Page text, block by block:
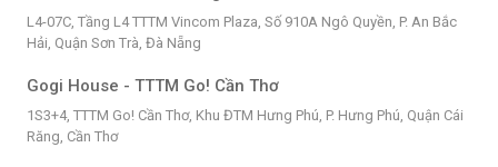
L4-07C, Tầng L4 TTTM Vincom Plaza, Số 910A Ngô Quyền, P. An Bắc
Hải, Quận Sơn Trà, Đà Nẵng
Gogi House - TTTM Go! Cần Thơ
1S3+4, TTTM Go! Cần Thơ, Khu ĐTM Hưng Phú, P. Hưng Phú, Quận Cái
Răng, Cần Thơ